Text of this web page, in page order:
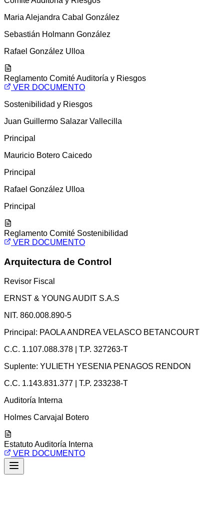
Maria Alejandra Cabal González
Sebastián Holmann González
Rafael González Ulloa
Reglamento Comité Auditoría y Riesgos
VER DOCUMENTO
Sostenibilidad y Riesgos
Juan Guillermo Salazar Vallecilla
Principal
Mauricio Botero Caicedo
Principal
Rafael González Ulloa
Principal
Reglamento Comité Sostenibilidad
VER DOCUMENTO
Arquitectura de Control
Revisor Fiscal
ERNST & YOUNG AUDIT S.A.S
NIT. 860.008.890-5
Principal: PAOLA ANDREA VELASCO BETANCOURT
C.C. 1.107.088.378
T.P. 327263-T
Suplente: YULIETH YESENIA PENAGOS RENDON
C.C. 1.143.831.377
T.P. 233238-T
Auditoría Interna
Holmes Carvajal Botero
Estatuto Auditoría Interna
VER DOCUMENTO